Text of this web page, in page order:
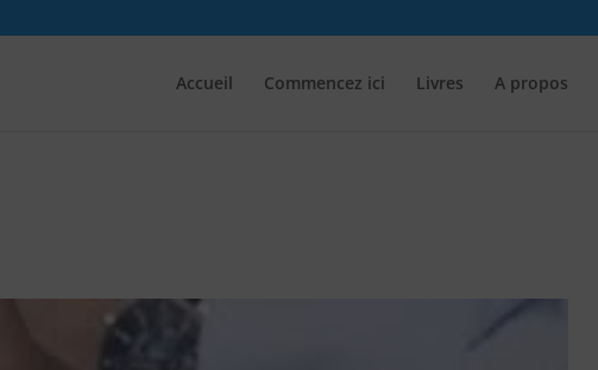
Accueil Commencez ici Livres A propos